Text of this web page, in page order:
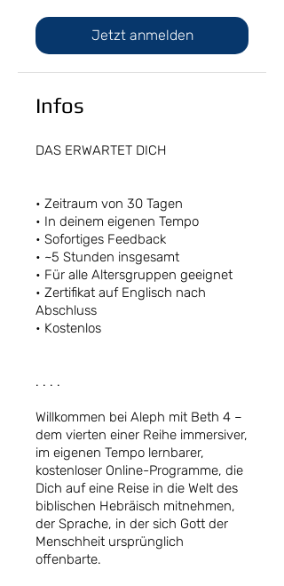
Jetzt anmelden
Infos
DAS ERWARTET DICH
• Zeitraum von 30 Tagen
• In deinem eigenen Tempo
• Sofortiges Feedback
• ~5 Stunden insgesamt
• Für alle Altersgruppen geeignet
• Zertifikat auf Englisch nach
Abschluss
• Kostenlos
. . . .
Willkommen bei Aleph mit Beth 4 –
dem vierten einer Reihe immersiver,
im eigenen Tempo lernbarer,
kostenloser Online-Programme, die
Dich auf eine Reise in die Welt des
biblischen Hebräisch mitnehmen,
der Sprache, in der sich Gott der
Menschheit ursprünglich
offenbarte.